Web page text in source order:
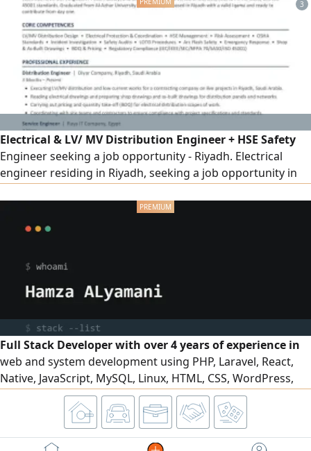
Engineering - IT Infrastructure - Microsoft Dynamics 365
ERP - Microsoft Power Platform
3
Electrical & LV/ MV Distribution Engineer + HSE Safety
Engineer seeking a job opportunity - Riyadh. Electrical
engineer residing in Riyadh, seeking a job opportunity in
and safety (HSE) I have over 4 years of practical experience
in LV/ MV electrical distribution works, low current
Full Stack Developer with over 4 years of experience in
web and system development using PHP, Laravel, React,
Native, JavaScript, MySQL, Linux, HTML, CSS, WordPress,
and OpenCart. I am also proficient in using Cloud Code to
increase productivity and accelerate the development
process. I am seeking a web development opportunity and
am currently located in Riyadh my portfolio